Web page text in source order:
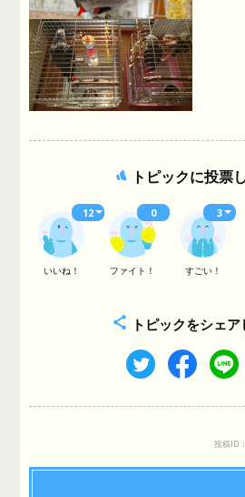
トピックに投票
いいね！ ファイト！ すごい！
12 0 3
トピックをシェア
投稿ID